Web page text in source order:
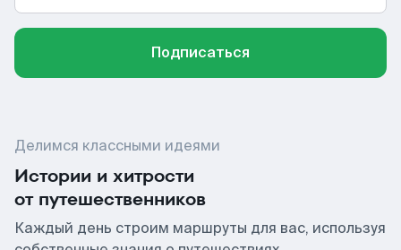
Подписаться
Делимся классными идеями
Истории и хитрости
от путешественников
Каждый день строим маршруты для вас, используя